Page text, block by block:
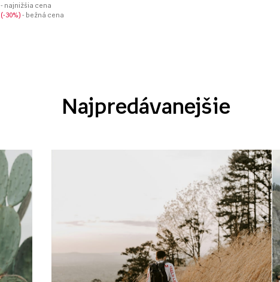
- najnižšia cena
-30% - bežná cena
Najpredávanejšie